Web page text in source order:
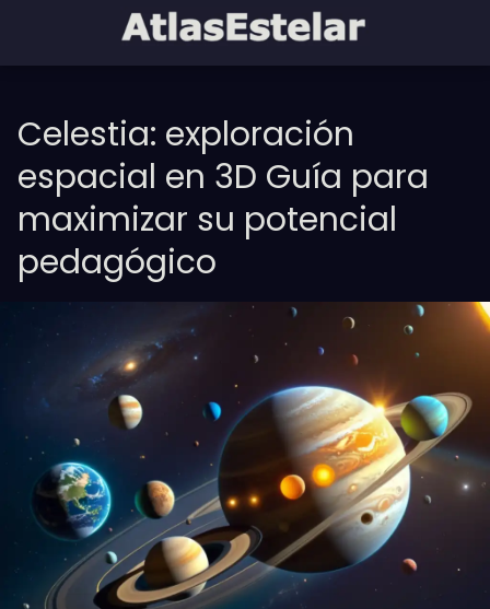
Celestia: exploración
espacial en 3D Guía para
maximizar su potencial
pedagógico